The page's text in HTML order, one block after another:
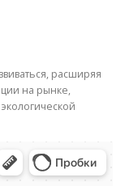
расширяя
на рынке,